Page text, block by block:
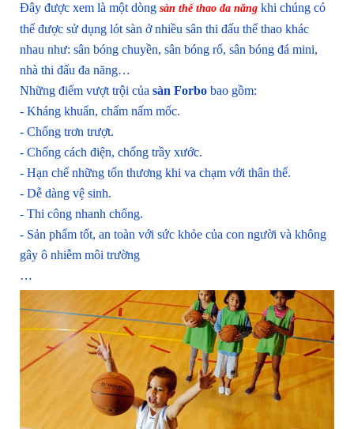
Đây được xem là một dòng sàn thể thao đa năng khi chúng có
thể được sử dụng lót sàn ở nhiều sân thi đấu thể thao khác
nhau như: sân bóng chuyền, sân bóng rổ, sân bóng đá mini,
nhà thi đấu đa năng…
Những điểm vượt trội của sàn Forbo bao gồm:
- Kháng khuẩn, chấm nấm mốc.
- Chống trơn trượt.
- Chống cách điện, chống trầy xước.
- Hạn chế những tổn thương khi va chạm với thân thể.
- Dễ dàng vệ sinh.
- Thi công nhanh chống.
- Sản phẩm tốt, an toàn với sức khỏe của con người và không
gây ô nhiễm môi trường
…